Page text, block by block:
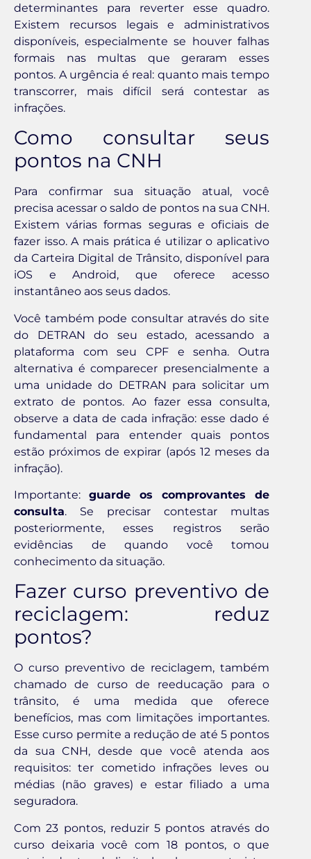
determinantes para reverter esse quadro.
Existem recursos legais e administrativos
disponíveis, especialmente se houver falhas
formais nas multas que geraram esses
pontos. A urgência é real: quanto mais tempo
transcorrer, mais difícil será contestar as
infrações.
Como consultar seus
pontos na CNH
Para confirmar sua situação atual, você
precisa acessar o saldo de pontos na sua CNH.
Existem várias formas seguras e oficiais de
fazer isso. A mais prática é utilizar o aplicativo
da Carteira Digital de Trânsito, disponível para
iOS e Android, que oferece acesso
instantâneo aos seus dados.
Você também pode consultar através do site
do DETRAN do seu estado, acessando a
plataforma com seu CPF e senha. Outra
alternativa é comparecer presencialmente a
uma unidade do DETRAN para solicitar um
extrato de pontos. Ao fazer essa consulta,
observe a data de cada infração: esse dado é
fundamental para entender quais pontos
estão próximos de expirar (após 12 meses da
infração).
Importante: guarde os comprovantes de
consulta. Se precisar contestar multas
posteriormente, esses registros serão
evidências de quando você tomou
conhecimento da situação.
Fazer curso preventivo de
reciclagem: reduz
pontos?
O curso preventivo de reciclagem, também
chamado de curso de reeducação para o
trânsito, é uma medida que oferece
benefícios, mas com limitações importantes.
Esse curso permite a redução de até 5 pontos
da sua CNH, desde que você atenda aos
requisitos: ter cometido infrações leves ou
médias (não graves) e estar filiado a uma
seguradora.
Com 23 pontos, reduzir 5 pontos através do
curso deixaria você com 18 pontos, o que